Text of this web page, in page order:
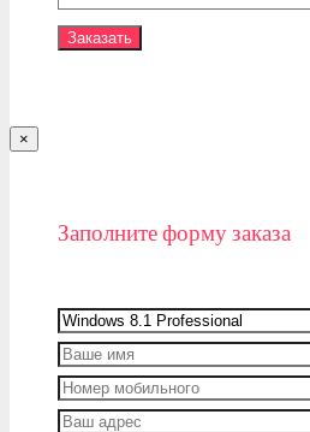
×
Заполните форму заказа